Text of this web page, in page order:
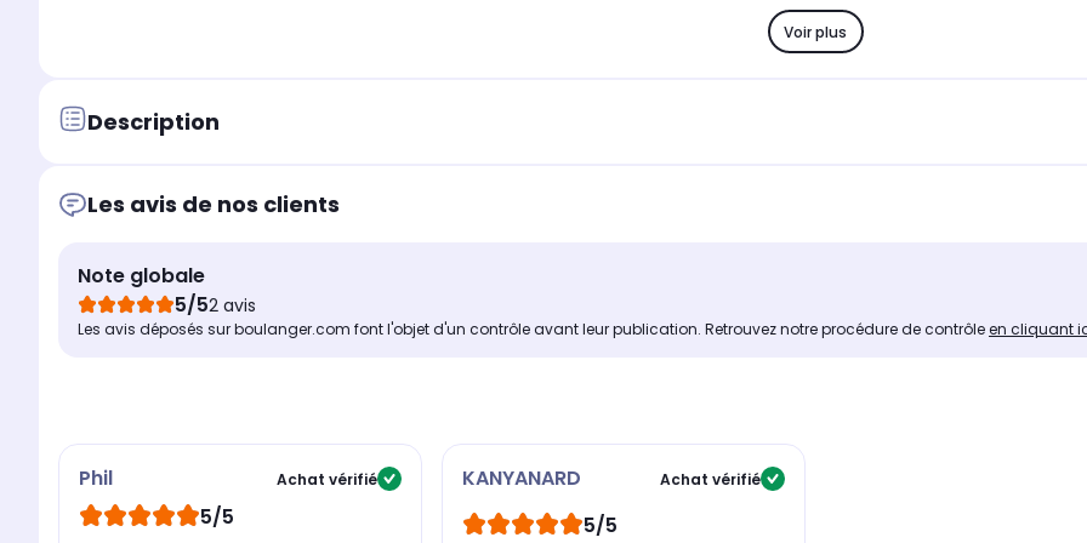
Voir plus
Description
Les avis de nos clients
Note globale
5/52 avis
Les avis déposés sur boulanger.com font l'objet d'un contrôle avant leur publication. Retrouvez notre procédure de contrôleen cliquant
Phil Achat vérifié
5/5
KANYANARD Achat vérifié
5/5